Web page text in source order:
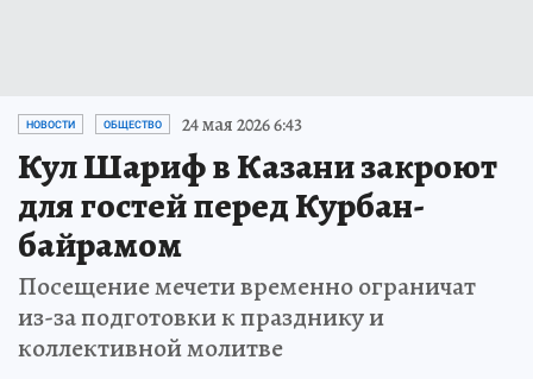
НОВОСТИ ОБЩЕСТВО 24 мая 2026 6:43
Кул Шариф в Казани закроют
для гостей перед Курбан-
байрамом
Посещение мечети временно ограничат
из-за подготовки к празднику и